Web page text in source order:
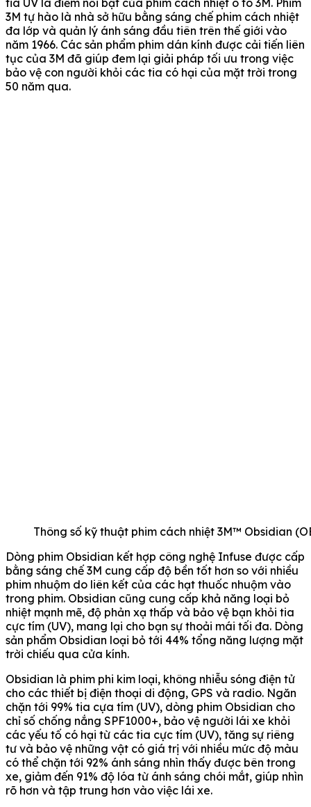
3M tự hào là nhà sở hữu bằng sáng chế phim cách nhiệt
đa lớp và quản lý ánh sáng đầu tiên trên thế giới vào
năm 1966. Các sản phẩm phim dán kính được cải tiến liên
tục của 3M đã giúp đem lại giải pháp tối ưu trong việc
bảo vệ con người khỏi các tia có hại của mặt trời trong
50 năm qua.
Thông số kỹ thuật phim cách nhiệt 3M™ Obsidian
Dòng phim Obsidian kết hợp công nghệ Infuse được cấp
bằng sáng chế 3M cung cấp độ bền tốt hơn so với nhiều
phim nhuộm do liên kết của các hạt thuốc nhuộm vào
trong phim. Obsidian cũng cung cấp khả năng loại bỏ
nhiệt mạnh mẽ, độ phản xạ thấp và bảo vệ bạn khỏi tia
cực tím (UV), mang lại cho bạn sự thoải mái tối đa. Dòng
sản phẩm Obsidian loại bỏ tới 44% tổng năng lượng mặt
trời chiếu qua cửa kính.
Obsidian là phim phi kim loại, không nhiễu sóng điện tử
cho các thiết bị điện thoại di động, GPS và radio. Ngăn
chặn tới 99% tia cựa tím (UV), dòng phim Obsidian cho
chỉ số chống nắng SPF1000+, bảo vệ người lái xe khỏi
các yếu tố có hại từ các tia cực tím (UV), tăng sự riêng
tư và bảo vệ những vật có giá trị với nhiều mức độ màu
có thể chặn tới 92% ánh sáng nhìn thấy được bên trong
xe, giảm đến 91% độ lóa từ ánh sáng chói mắt, giúp nhìn
rõ hơn và tập trung hơn vào việc lái xe.